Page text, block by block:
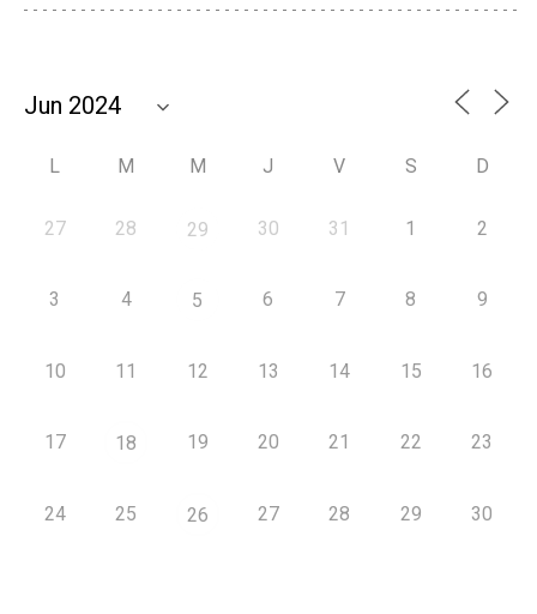
L M M J V S D
27 28 29 30 31 1 2
3 4 5 6 7 8 9
10 11 12 13 14 15 16
17 18 19 20 21 22 23
24 25 26 27 28 29 30